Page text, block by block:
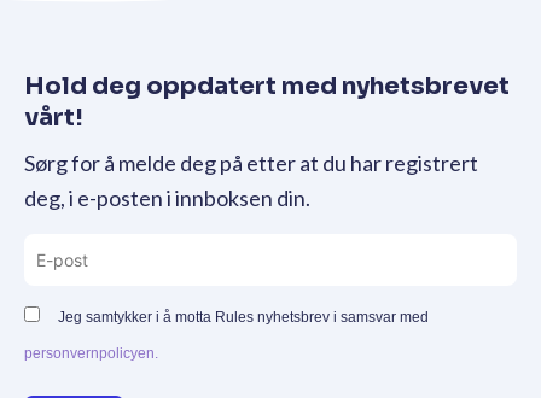
Hold deg oppdatert med nyhetsbrevet
vårt!
Sørg for å melde deg på etter at du har registrert
deg, i e-posten i innboksen din.
Jeg samtykker i å motta Rules nyhetsbrev i samsvar med
personvernpolicyen.